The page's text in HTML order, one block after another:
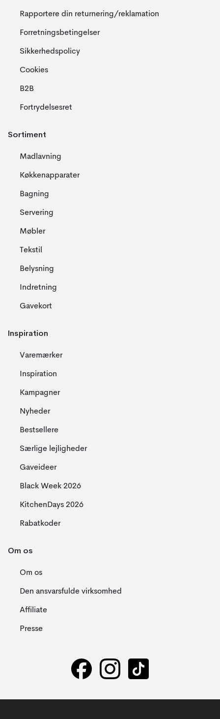
Rapportere din returnering/reklamation
Forretningsbetingelser
Sikkerhedspolicy
Cookies
B2B
Fortrydelsesret
Sortiment
Madlavning
Køkkenapparater
Bagning
Servering
Møbler
Tekstil
Belysning
Indretning
Gavekort
Inspiration
Varemærker
Inspiration
Kampagner
Nyheder
Bestsellere
Særlige lejligheder
Gaveideer
Black Week 2026
KitchenDays 2026
Rabatkoder
Om os
Om os
Den ansvarsfulde virksomhed
Affiliate
Presse